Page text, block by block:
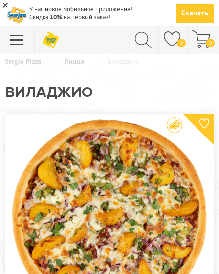
У нас новое мобильное приложение!
Скидка 10% на первый заказ! Скачать
0 0
ПАСТА
ГОРЯЧЕЕ
СУПЫ
НАПИТКИ
ДЕСЕРТЫ
ПРОЧЕЕ
КАФЕ ЗЕЛЕНОГРАД
КАФЕ БРЁХОВО
Sergio Pizza Пицца
ВИЛАДЖИО